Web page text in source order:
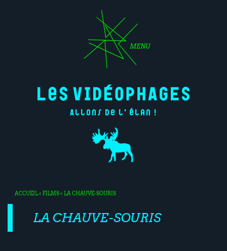
MENU
Allons de l'élan !
ACCUEIL< FILMS< LA CHAUVE-SOURIS
LA CHAUVE-SOURIS